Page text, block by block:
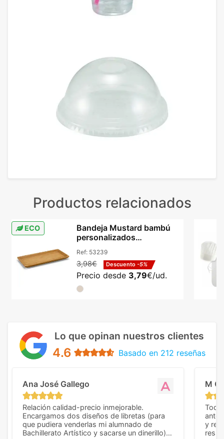
Productos relacionados
ECO
Bandeja Mustard bambú
personalizados
natural
Ref: 53239
3,98€ Descuento -5%
Precio desde 3,79€/ud.
Lo que opinan nuestros clientes
4.6 Basado en 212 reseñas
Ana José Gallego
Relación calidad-precio inmejorable.
Encargamos dos diseños de libretas (para
que pudiera venderlas mi alumnado de
Bachillerato Artístico y sacarse un dinerillo) y
M C
Todo
y